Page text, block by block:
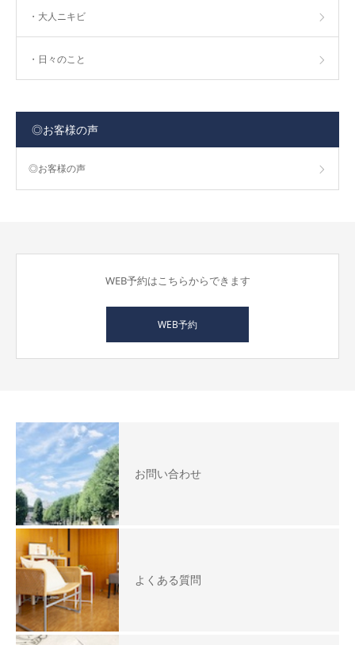
・大人ニキビ
・日々のこと
◎お客様の声
◎お客様の声
WEB予約はこちらからできます
WEB予約
お問い合わせ
よくある質問